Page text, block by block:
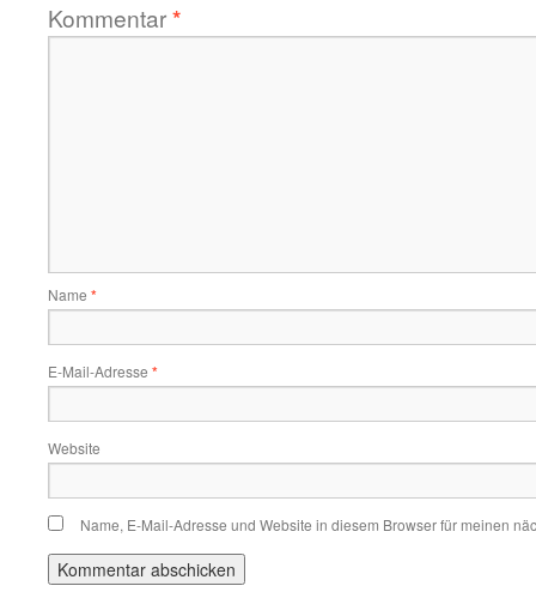
Kommentar*
Name *
E-Mail-Adresse *
Website
Name, E-Mail-Adresse und Website in diesem Browser für meinen